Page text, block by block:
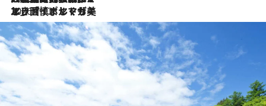
2026.7.13
エッセイ・ヤマザキマリ「慎ましくも美しき国 ポルトガル」